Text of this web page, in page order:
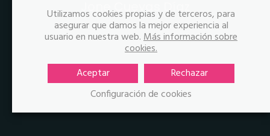
Jone Cuevas Díaz
Utilizamos cookies propias y de terceros, para
asegurar que damos la mejor experiencia al
usuario en nuestra web.Más información sobre
cookies.
Aceptar
Rechazar
Configuración de cookies